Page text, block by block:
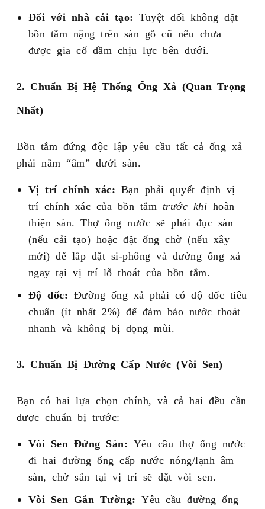
Đối với nhà cải tạo: Tuyệt đối không đặt
bồn tắm nặng trên sàn gỗ cũ nếu chưa
được gia cố dầm chịu lực bên dưới.
2. Chuẩn Bị Hệ Thống Ống Xả (Quan Trọng
Nhất)
Bồn tắm đứng độc lập yêu cầu tất cả ống xả
phải nằm “âm” dưới sàn.
Vị trí chính xác: Bạn phải quyết định vị
trí chính xác của bồn tắm trước khi hoàn
thiện sàn. Thợ ống nước sẽ phải đục sàn
(nếu cải tạo) hoặc đặt ống chờ (nếu xây
mới) để lắp đặt si-phông và đường ống xả
ngay tại vị trí lỗ thoát của bồn tắm.
Độ dốc: Đường ống xả phải có độ dốc tiêu
chuẩn (ít nhất 2%) để đảm bảo nước thoát
nhanh và không bị đọng mùi.
3. Chuẩn Bị Đường Cấp Nước (Vòi Sen)
Bạn có hai lựa chọn chính, và cả hai đều cần
được chuẩn bị trước:
Vòi Sen Đứng Sàn: Yêu cầu thợ ống nước
đi hai đường ống cấp nước nóng/lạnh âm
sàn, chờ sẵn tại vị trí sẽ đặt vòi sen.
Vòi Sen Gắn Tường: Yêu cầu đường ống